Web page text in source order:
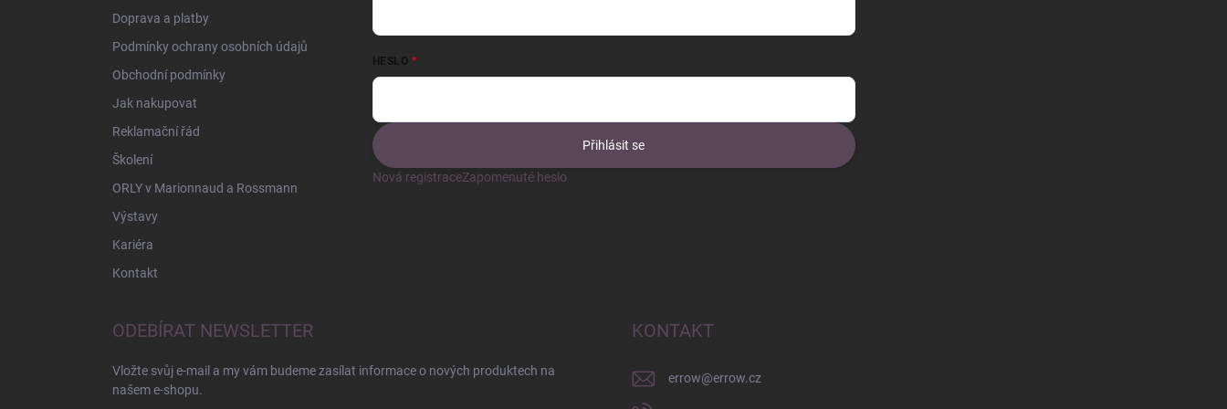
Doprava a platby
Podmínky ochrany osobních údajů
Obchodní podmínky
Jak nakupovat
Reklamační řád
Školení
ORLY v Marionnaud a Rossmann
Výstavy
Kariéra
Kontakt
HESLO
Přihlásit se
Nová registraceZapomenuté heslo
ODEBÍRAT NEWSLETTER
Vložte svůj e-mail a my vám budeme zasílat informace o nových produktech na
našem e-shopu.
KONTAKT
errow@errow.cz